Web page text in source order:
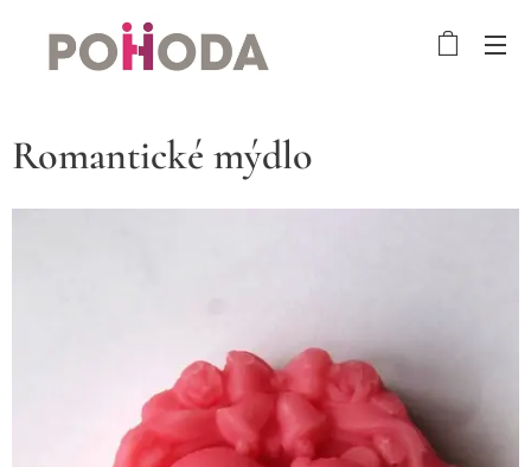
Romantické mýdlo